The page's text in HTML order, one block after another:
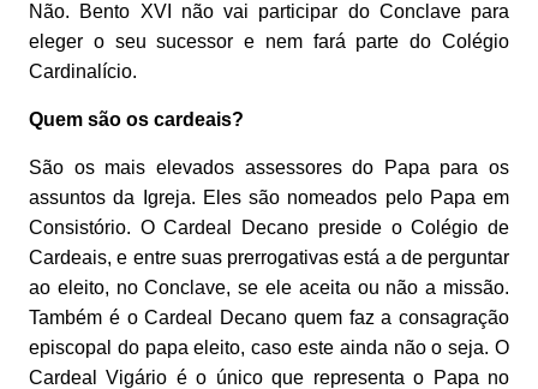
Não. Bento XVI não vai participar do Conclave para
eleger o seu sucessor e nem fará parte do Colégio
Cardinalício.
Quem são os cardeais?
São os mais elevados assessores do Papa para os
assuntos da Igreja. Eles são nomeados pelo Papa em
Consistório. O Cardeal Decano preside o Colégio de
Cardeais, e entre suas prerrogativas está a de perguntar
ao eleito, no Conclave, se ele aceita ou não a missão.
Também é o Cardeal Decano quem faz a consagração
episcopal do papa eleito, caso este ainda não o seja. O
Cardeal Vigário é o único que representa o Papa no